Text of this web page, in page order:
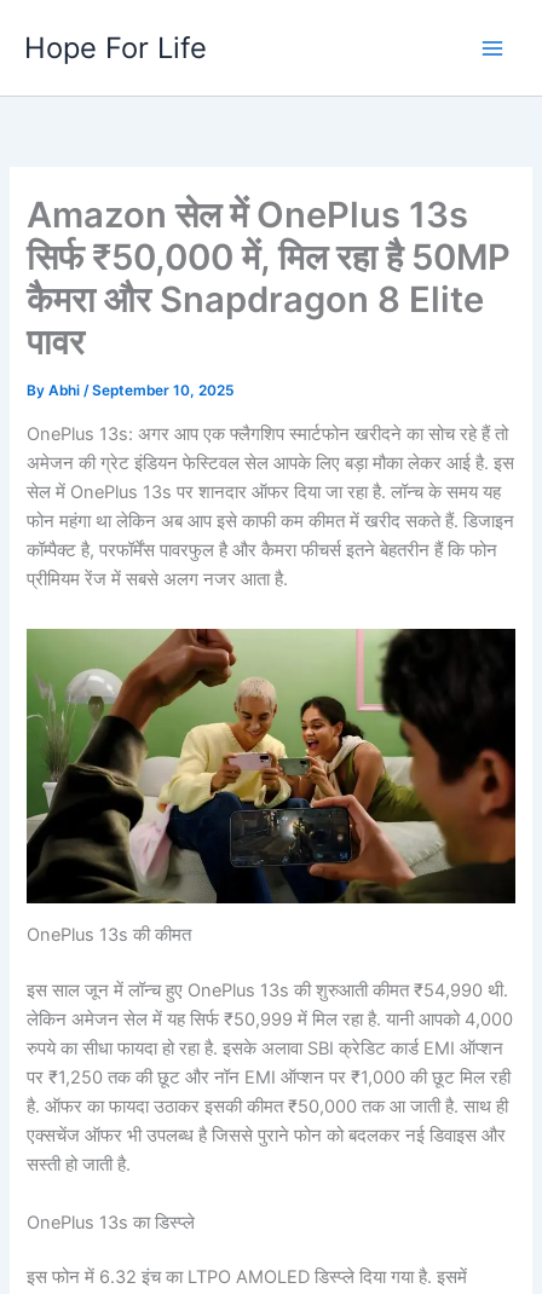
Hope For Life
Amazon सेल में OnePlus 13s
सिर्फ ₹50,000 में, मिल रहा है 50MP
कैमरा और Snapdragon 8 Elite
पावर
ByAbhi/September 10, 2025
OnePlus 13s: अगर आप एक फ्लैगशिप स्मार्टफोन खरीदने का सोच रहे हैं तो
अमेजन की ग्रेट इंडियन फेस्टिवल सेल आपके लिए बड़ा मौका लेकर आई है. इस
सेल में OnePlus 13s पर शानदार ऑफर दिया जा रहा है. लॉन्च के समय यह
फोन महंगा था लेकिन अब आप इसे काफी कम कीमत में खरीद सकते हैं. डिजाइन
कॉम्पैक्ट है, परफॉर्मेंस पावरफुल है और कैमरा फीचर्स इतने बेहतरीन हैं कि फोन
प्रीमियम रेंज में सबसे अलग नजर आता है.
OnePlus 13s की कीमत
इस साल जून में लॉन्च हुए OnePlus 13s की शुरुआती कीमत ₹54,990 थी.
लेकिन अमेजन सेल में यह सिर्फ ₹50,999 में मिल रहा है. यानी आपको 4,000
रुपये का सीधा फायदा हो रहा है. इसके अलावा SBI क्रेडिट कार्ड EMI ऑप्शन
पर ₹1,250 तक की छूट और नॉन EMI ऑप्शन पर ₹1,000 की छूट मिल रही
है. ऑफर का फायदा उठाकर इसकी कीमत ₹50,000 तक आ जाती है. साथ ही
एक्सचेंज ऑफर भी उपलब्ध है जिससे पुराने फोन को बदलकर नई डिवाइस और
सस्ती हो जाती है.
OnePlus 13s का डिस्प्ले
इस फोन में 6.32 इंच का LTPO AMOLED डिस्प्ले दिया गया है. इसमें